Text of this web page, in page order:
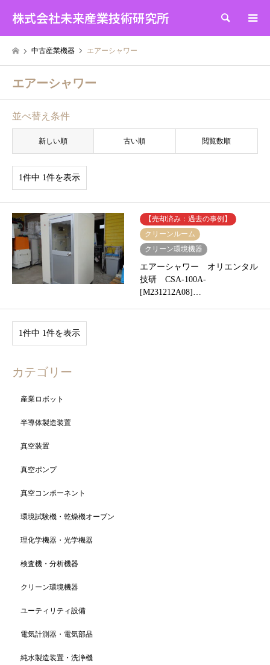
株式会社未来産業技術研究所 検索
中古産業機器 エアーシャワー
エアーシャワー
並べ替え条件
新しい順 古い順 閲覧数順
1件中 1件を表示
【売却済み：過去の事例】
クリーンルーム
クリーン環境機器
エアーシャワー オリエンタル
技研 CSA-100A-
[M231212A08]…
1件中 1件を表示
カテゴリー
産業ロボット
半導体製造装置
真空装置
真空ポンプ
真空コンポーネント
環境試験機・乾燥機オーブン
理化学機器・光学機器
検査機・分析機器
クリーン環境機器
ユーティリティ設備
電気計測器・電気部品
純水製造装置・洗浄機